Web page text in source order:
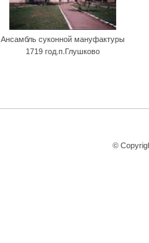
Ансамбль суконной мануфактуры
1719 год.п.Глушково
©